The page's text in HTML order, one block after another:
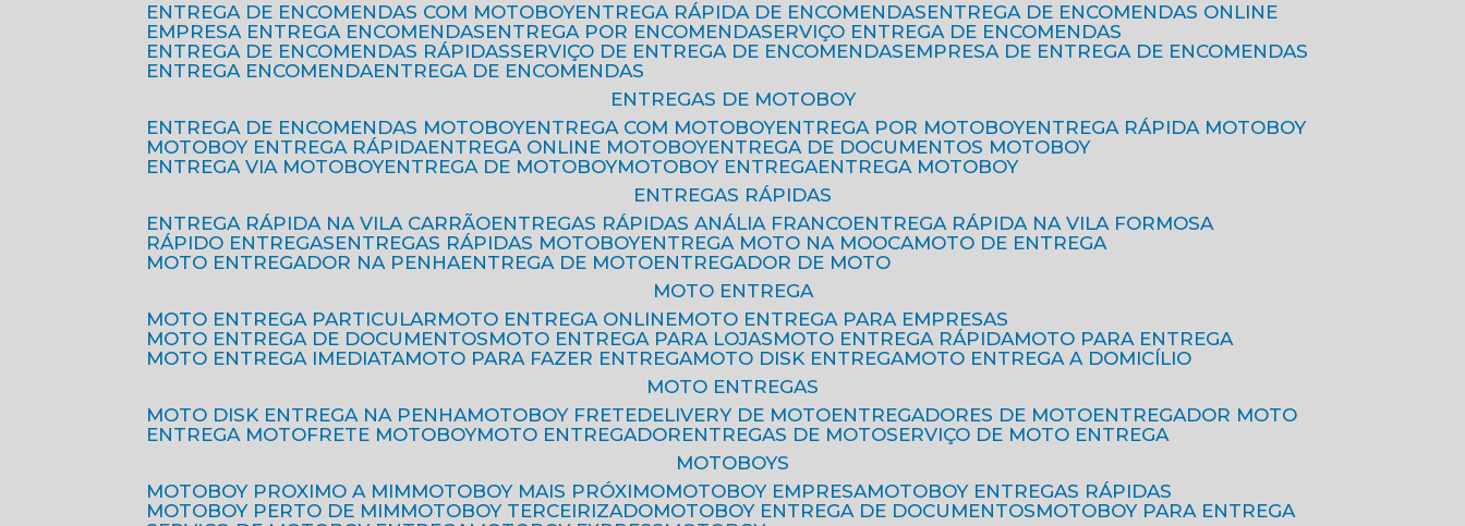
ENTREGA DE ENCOMENDAS COM MOTOBOY
ENTREGA RÁPIDA DE ENCOMENDAS
ENTREGA DE ENCOMENDAS ONLINE
EMPRESA ENTREGA ENCOMENDAS
ENTREGA POR ENCOMENDA
SERVIÇO ENTREGA DE ENCOMENDAS
ENTREGA DE ENCOMENDAS RÁPIDAS
SERVIÇO DE ENTREGA DE ENCOMENDAS
EMPRESA DE ENTREGA DE ENCOMENDAS
ENTREGA ENCOMENDA
ENTREGA DE ENCOMENDAS
ENTREGAS DE MOTOBOY
ENTREGA DE ENCOMENDAS MOTOBOY
ENTREGA COM MOTOBOY ENTREGA POR MOTOBOY
ENTREGA RÁPIDA MOTOBOY
MOTOBOY ENTREGA RÁPIDA
ENTREGA ONLINE MOTOBOY
ENTREGA DE DOCUMENTOS MOTOBOY
ENTREGA VIA MOTOBOY
ENTREGA DE MOTOBOY MOTOBOY ENTREGA
ENTREGA MOTOBOY
ENTREGAS RÁPIDAS
ENTREGA RÁPIDA NA VILA CARRÃO
ENTREGAS RÁPIDAS ANÁLIA FRANCO
ENTREGA RÁPIDA NA VILA FORMOSA
RÁPIDO ENTREGAS
ENTREGAS RÁPIDAS MOTOBOY ENTREGA MOTO NA MOOCA
MOTO DE ENTREGA
MOTO ENTREGADOR NA PENHA
ENTREGA DE MOTO
ENTREGADOR DE MOTO
MOTO ENTREGA
MOTO ENTREGA PARTICULAR
MOTO ENTREGA ONLINE
MOTO ENTREGA PARA EMPRESAS
MOTO ENTREGA DE DOCUMENTOS
MOTO ENTREGA PARA LOJAS MOTO ENTREGA RÁPIDA
MOTO PARA ENTREGA
MOTO ENTREGA IMEDIATA
MOTO PARA FAZER ENTREGA MOTO DISK ENTREGA
MOTO ENTREGA A DOMICÍLIO
MOTO ENTREGAS
MOTO DISK ENTREGA NA PENHA
MOTOBOY FRETE DELIVERY DE MOTO ENTREGADORES DE MOTO
ENTREGADOR MOTO
ENTREGA MOTO
FRETE MOTOBOY MOTO ENTREGADOR ENTREGAS DE MOTO
SERVIÇO DE MOTO ENTREGA
MOTOBOYS
MOTOBOY PROXIMO A MIM
MOTOBOY MAIS PRÓXIMO MOTOBOY EMPRESA
MOTOBOY ENTREGAS RÁPIDAS
MOTOBOY PERTO DE MIM
MOTOBOY TERCEIRIZADO MOTOBOY ENTREGA DE DOCUMENTOS
MOTOBOY PARA ENTREGA